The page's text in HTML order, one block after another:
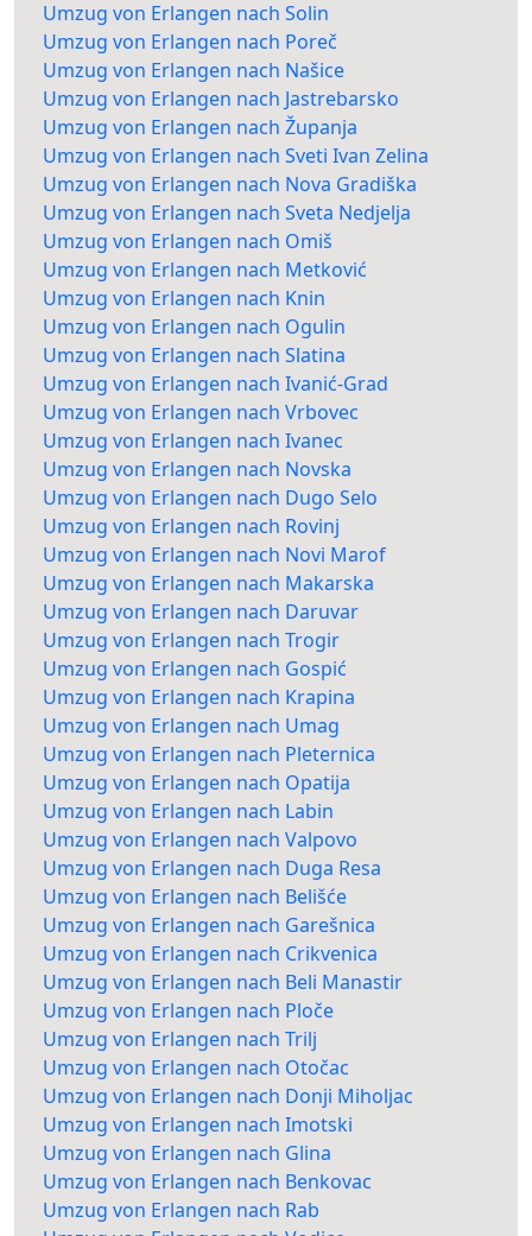
Umzug von Erlangen nach Solin
Umzug von Erlangen nach Poreč
Umzug von Erlangen nach Našice
Umzug von Erlangen nach Jastrebarsko
Umzug von Erlangen nach Županja
Umzug von Erlangen nach Sveti Ivan Zelina
Umzug von Erlangen nach Nova Gradiška
Umzug von Erlangen nach Sveta Nedjelja
Umzug von Erlangen nach Omiš
Umzug von Erlangen nach Metković
Umzug von Erlangen nach Knin
Umzug von Erlangen nach Ogulin
Umzug von Erlangen nach Slatina
Umzug von Erlangen nach Ivanić-Grad
Umzug von Erlangen nach Vrbovec
Umzug von Erlangen nach Ivanec
Umzug von Erlangen nach Novska
Umzug von Erlangen nach Dugo Selo
Umzug von Erlangen nach Rovinj
Umzug von Erlangen nach Novi Marof
Umzug von Erlangen nach Makarska
Umzug von Erlangen nach Daruvar
Umzug von Erlangen nach Trogir
Umzug von Erlangen nach Gospić
Umzug von Erlangen nach Krapina
Umzug von Erlangen nach Umag
Umzug von Erlangen nach Pleternica
Umzug von Erlangen nach Opatija
Umzug von Erlangen nach Labin
Umzug von Erlangen nach Valpovo
Umzug von Erlangen nach Duga Resa
Umzug von Erlangen nach Belišće
Umzug von Erlangen nach Garešnica
Umzug von Erlangen nach Crikvenica
Umzug von Erlangen nach Beli Manastir
Umzug von Erlangen nach Ploče
Umzug von Erlangen nach Trilj
Umzug von Erlangen nach Otočac
Umzug von Erlangen nach Donji Miholjac
Umzug von Erlangen nach Imotski
Umzug von Erlangen nach Glina
Umzug von Erlangen nach Benkovac
Umzug von Erlangen nach Rab